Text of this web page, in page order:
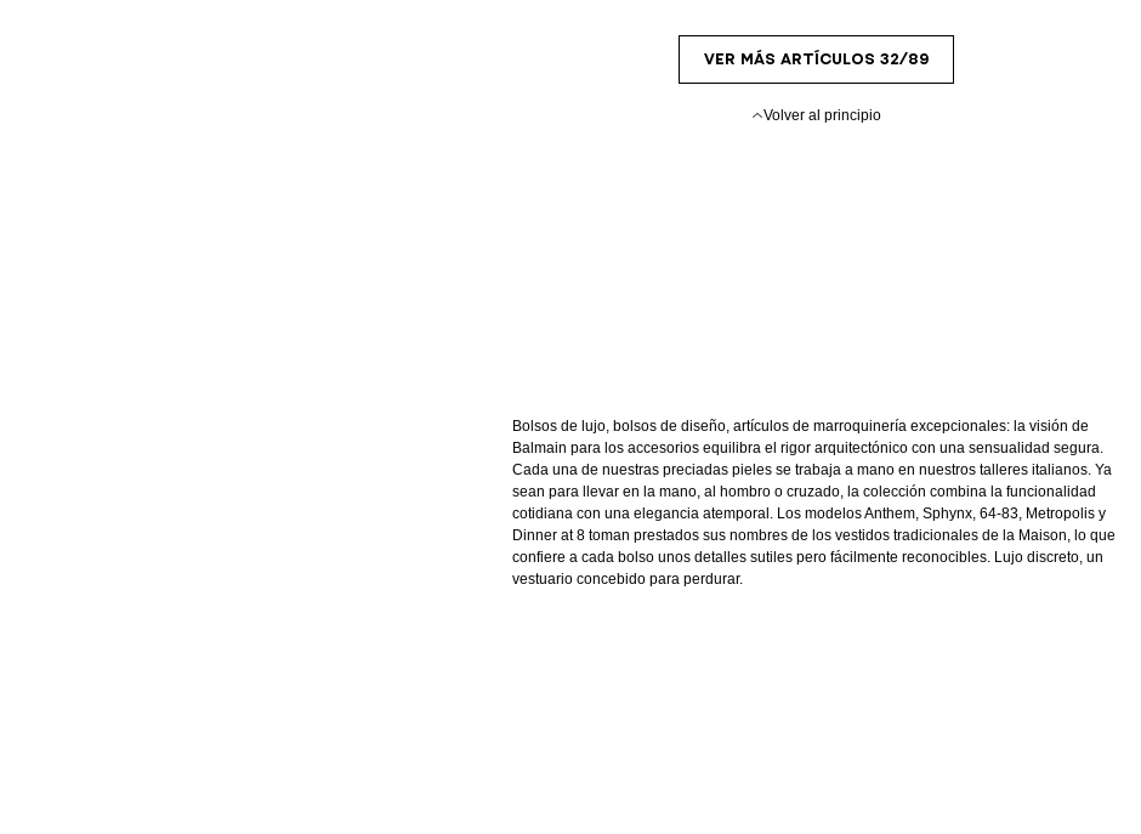
VER MÁS ARTÍCULOS 32/89
Volver al principio
Bolsos de lujo, bolsos de diseño, artículos de marroquinería excepcionales: la visión de
Balmain para los accesorios equilibra el rigor arquitectónico con una sensualidad segura.
Cada una de nuestras preciadas pieles se trabaja a mano en nuestros talleres italianos. Ya
sean para llevar en la mano, al hombro o cruzado, la colección combina la funcionalidad
cotidiana con una elegancia atemporal. Los modelos Anthem, Sphynx, 64-83, Metropolis y
Dinner at 8 toman prestados sus nombres de los vestidos tradicionales de la Maison, lo que
confiere a cada bolso unos detalles sutiles pero fácilmente reconocibles. Lujo discreto, un
vestuario concebido para perdurar.